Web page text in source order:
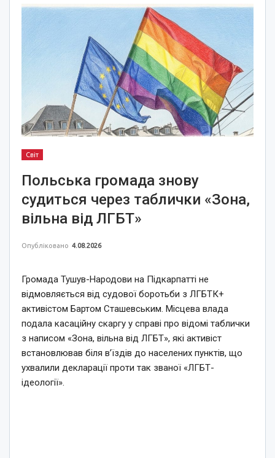
Світ
Польська громада знову
судиться через таблички «Зона,
вільна від ЛГБТ»
Опубліковано 4.08.2026
Громада Тушув-Народови на Підкарпатті не
відмовляється від судової боротьби з ЛГБТК+
активістом Бартом Сташевським. Місцева влада
подала касаційну скаргу у справі про відомі таблички
з написом «Зона, вільна від ЛГБТ», які активіст
встановлював біля в’їздів до населених пунктів, що
ухвалили декларації проти так званої «ЛГБТ-
ідеології».